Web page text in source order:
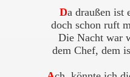
Da draußen ist
doch schon ruft
Die Nacht war
dem Chef, dem